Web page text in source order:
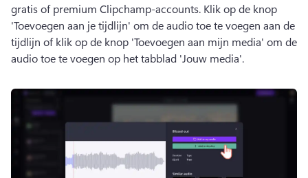
gratis of premium Clipchamp-accounts. Klik op de knop
'Toevoegen aan je tijdlijn' om de audio toe te voegen aan de
tijdlijn of klik op de knop 'Toevoegen aan mijn media' om de
audio toe te voegen op het tabblad 'Jouw media'.